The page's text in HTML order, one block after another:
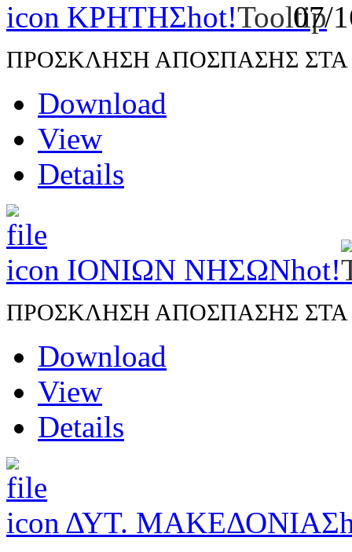
ΚΡΗΤΗΣhot! 07/
ΠΡΟΣΚΛΗΣΗ ΑΠΟΣΠΑΣΗΣ ΣΤΑ
Download
View
Details
ΙΟΝΙΩΝ ΝΗΣΩΝhot!
ΠΡΟΣΚΛΗΣΗ ΑΠΟΣΠΑΣΗΣ ΣΤΑ
Download
View
Details
ΔΥΤ. ΜΑΚΕΔΟΝΙΑΣ